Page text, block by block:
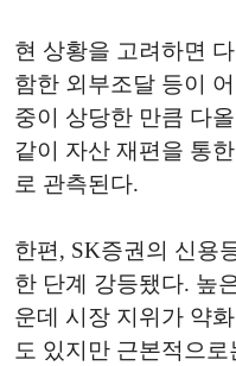
현 상황을 고려하면
함한 외부조달 등이
중이 상당한 만큼 다
같이 자산 재편을 통
로 관측된다.
한편, SK증권의 신용
한 단계 강등됐다. 높
운데 시장 지위가 약
도 있지만 근본적으